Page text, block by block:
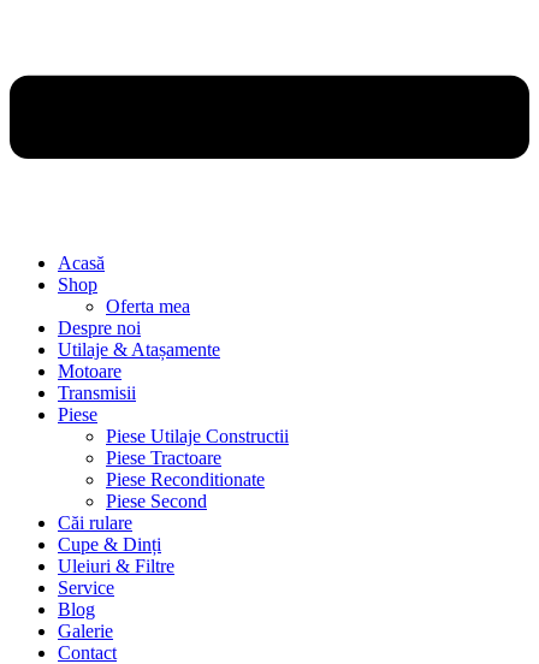
Acasă
Shop
Oferta mea
Despre noi
Utilaje & Atașamente
Motoare
Transmisii
Piese
Piese Utilaje Constructii
Piese Tractoare
Piese Reconditionate
Piese Second
Căi rulare
Cupe & Dinți
Uleiuri & Filtre
Service
Blog
Galerie
Contact